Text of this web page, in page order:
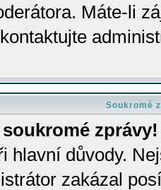
Máte-li
Soukromé
zprávy!
hlavní důvody.
zakázal